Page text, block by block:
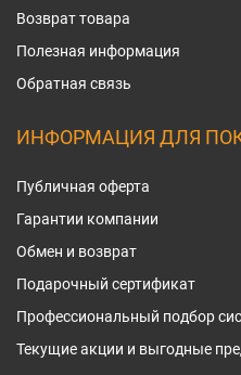
Возврат товара
Полезная информация
Обратная связь
ИНФОРМАЦИЯ ДЛЯ
Публичная оферта
Гарантии компании
Обмен и возврат
Подарочный сертификат
Профессиональный подбор
Текущие акции и выгодные